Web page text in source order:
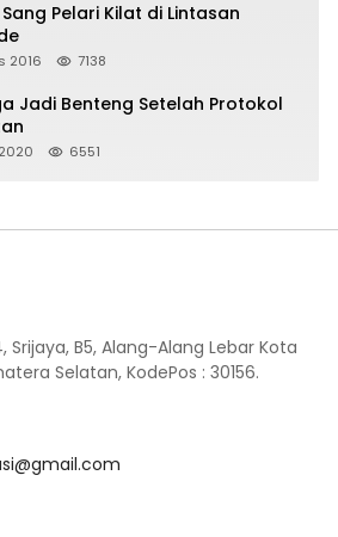
Pelari Kilat di Lintasan
2016 7138
Jadi Benteng Setelah Protokol
6551
Srijaya, B5, Alang-Alang Lebar Kota
Selatan, KodePos : 30156.